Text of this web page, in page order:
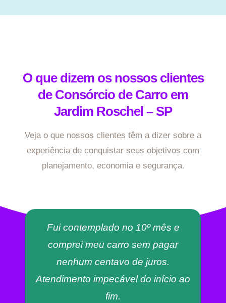
O que dizem os nossos clientes
de Consórcio de Carro em
Jardim Roschel – SP
Veja o que nossos clientes têm a dizer sobre a
experiência de conquistar seus objetivos com
planejamento, economia e segurança.
Fui contemplado no 10º mês e
comprei meu carro sem pagar
nenhum centavo de juros.
Atendimento impecável do início ao
fim.